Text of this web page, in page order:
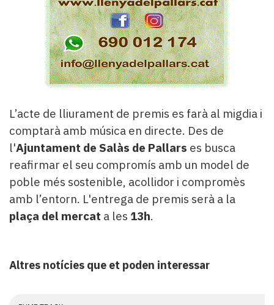
L’acte de lliurament de premis es farà al migdia i
comptarà amb música en directe. Des de
l'Ajuntament de Salàs de Pallars es busca
reafirmar el seu compromís amb un model de
poble més sostenible, acollidor i compromès
amb l’entorn. L'entrega de premis serà a la
plaça del mercat a les 13h.
Altres notícies que et poden interessar